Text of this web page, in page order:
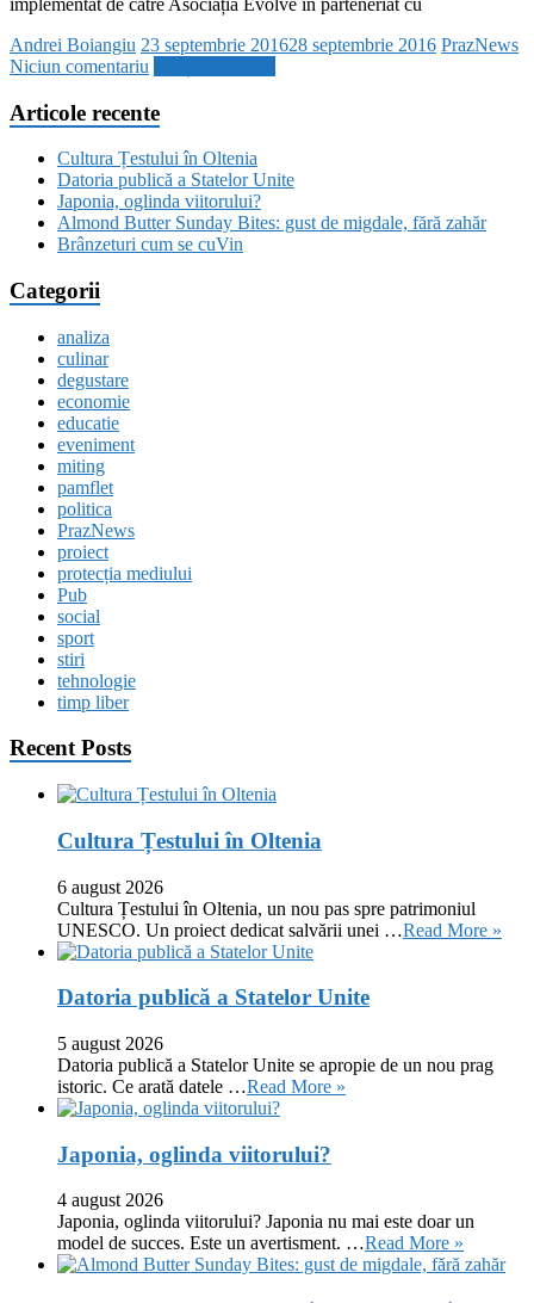
Andrei Boiangiu 23 septembrie 201628 septembrie 2016 PrazNews
Niciun comentariu
Articole recente
Cultura Țestului în Oltenia
Datoria publică a Statelor Unite
Japonia, oglinda viitorului?
Almond Butter Sunday Bites: gust de migdale, fără zahăr
Brânzeturi cum se cuVin
Categorii
analiza
culinar
degustare
economie
educatie
eveniment
miting
pamflet
politica
PrazNews
proiect
protecția mediului
Pub
social
sport
stiri
tehnologie
timp liber
Recent Posts
Cultura Țestului în Oltenia
6 august 2026
Cultura Țestului în Oltenia, un nou pas spre patrimoniul
UNESCO. Un proiect dedicat salvării unei …Read More »
Datoria publică a Statelor Unite
5 august 2026
Datoria publică a Statelor Unite se apropie de un nou prag
istoric. Ce arată datele …Read More »
Japonia, oglinda viitorului?
4 august 2026
Japonia, oglinda viitorului? Japonia nu mai este doar un
model de succes. Este un avertisment. …Read More »